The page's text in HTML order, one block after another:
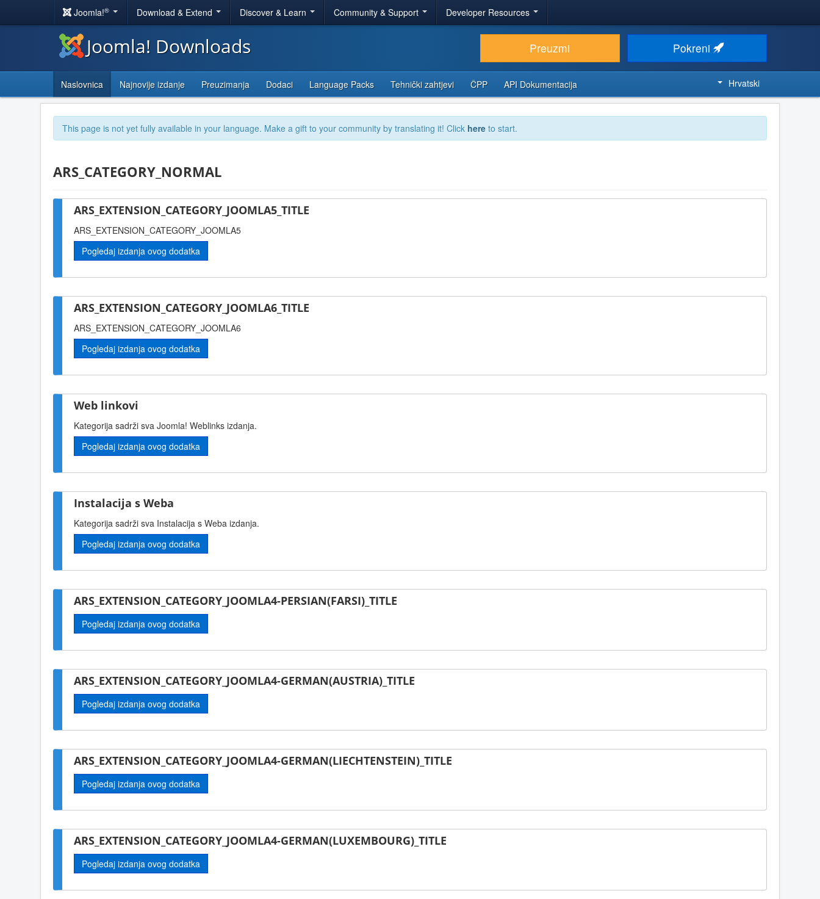
Joomla!® Download & Extend Discover & Learn Community & Support Developer Resources
Joomla! Downloads Preuzmi Pokreni
Naslovnica Najnovije izdanje Preuzimanja Dodaci Language Packs Tehnički zahtjevi ČPP API Dokumentacija Hrvatski
This page is not yet fully available in your language. Make a gift to your community by translating it! Click here to start.
ARS_CATEGORY_NORMAL
ARS_EXTENSION_CATEGORY_JOOMLA5_TITLE
ARS_EXTENSION_CATEGORY_JOOMLA5
Pogledaj izdanja ovog dodatka
ARS_EXTENSION_CATEGORY_JOOMLA6_TITLE
ARS_EXTENSION_CATEGORY_JOOMLA6
Pogledaj izdanja ovog dodatka
Web linkovi
Kategorija sadrži sva Joomla! Weblinks izdanja.
Pogledaj izdanja ovog dodatka
Instalacija s Weba
Kategorija sadrži sva Instalacija s Weba izdanja.
Pogledaj izdanja ovog dodatka
ARS_EXTENSION_CATEGORY_JOOMLA4-PERSIAN(FARSI)_TITLE
Pogledaj izdanja ovog dodatka
ARS_EXTENSION_CATEGORY_JOOMLA4-GERMAN(AUSTRIA)_TITLE
Pogledaj izdanja ovog dodatka
ARS_EXTENSION_CATEGORY_JOOMLA4-GERMAN(LIECHTENSTEIN)_TITLE
Pogledaj izdanja ovog dodatka
ARS_EXTENSION_CATEGORY_JOOMLA4-GERMAN(LUXEMBOURG)_TITLE
Pogledaj izdanja ovog dodatka